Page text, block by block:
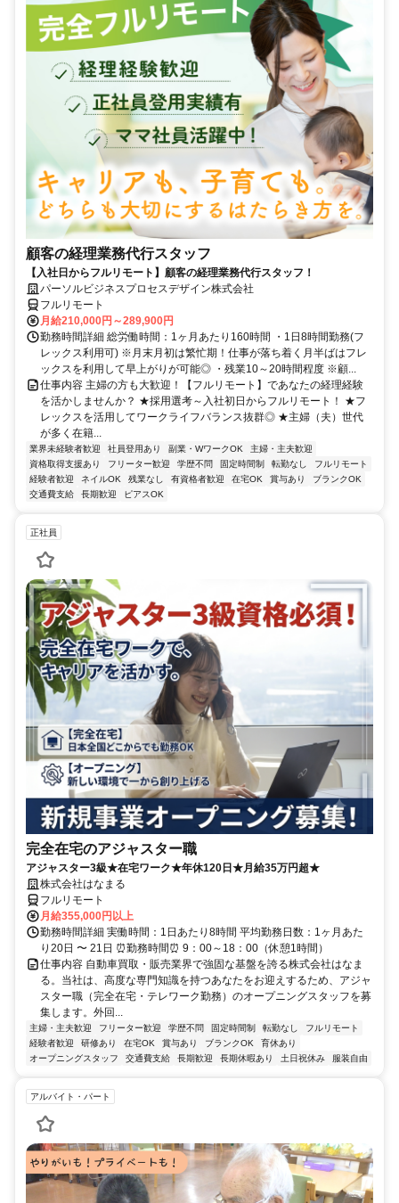
顧客の経理業務代行スタッフ
【入社日からフルリモート】顧客の経理業務代行スタッフ！
パーソルビジネスプロセスデザイン株式会社
フルリモート
月給210,000円～289,900円
勤務時間詳細 総労働時間：1ヶ月あたり160時間 ・1日8時間勤務(フ
レックス利用可) ※月末月初は繁忙期！仕事が落ち着く月半ばはフレ
ックスを利用して早上がりが可能◎ ・残業10～20時間程度 ※顧...
仕事内容 主婦の方も大歓迎！【フルリモート】であなたの経理経験
を活かしませんか？ ★採用選考～入社初日からフルリモート！ ★フ
レックスを活用してワークライフバランス抜群◎ ★主婦（夫）世代
が多く在籍...
業界未経験者歓迎 社員登用あり 副業・WワークOK
主婦・主夫歓迎
資格取得支援あり
フリーター歓迎 学歴不問 固定時間制 転勤なし
フルリモート
経験者歓迎
ネイルOK 残業なし 有資格者歓迎 在宅OK 賞与あり
ブランクOK
交通費支給
長期歓迎 ピアスOK
正社員
完全在宅のアジャスター職
アジャスター3級★在宅ワーク★年休120日★月給35万円超★
株式会社はなまる
フルリモート
月給355,000円以上
勤務時間詳細 実働時間：1日あたり8時間 平均勤務日数：1ヶ月あた
り20日 〜 21日 ⏰勤務時間⏰ 9：00～18：00（休憩1時間）
仕事内容 自動車買取・販売業界で強固な基盤を誇る株式会社はなま
る。当社は、高度な専門知識を持つあなたをお迎えするため、アジャ
スター職（完全在宅・テレワーク勤務）のオープニングスタッフを募
集します。外回...
主婦・主夫歓迎 フリーター歓迎 学歴不問 固定時間制 転勤なし
フルリモート
経験者歓迎
研修あり 在宅OK 賞与あり ブランクOK
育休あり
オープニングスタッフ
交通費支給 長期歓迎 長期休暇あり 土日祝休み 服装自由
アルバイト・パート